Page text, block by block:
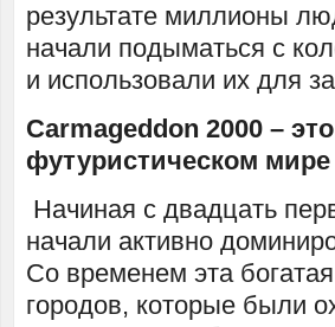
результате миллионы
начали подыматься с
и использовали их для
Carmageddon 2000 –
футуристическом
Начиная с двадцать
начали активно
Со временем эта
городов, которые были